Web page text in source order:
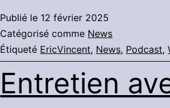
Publié le 12 février 2025
Catégorisé comme News
Étiqueté EricVincent, News, Podcast,
Entretien